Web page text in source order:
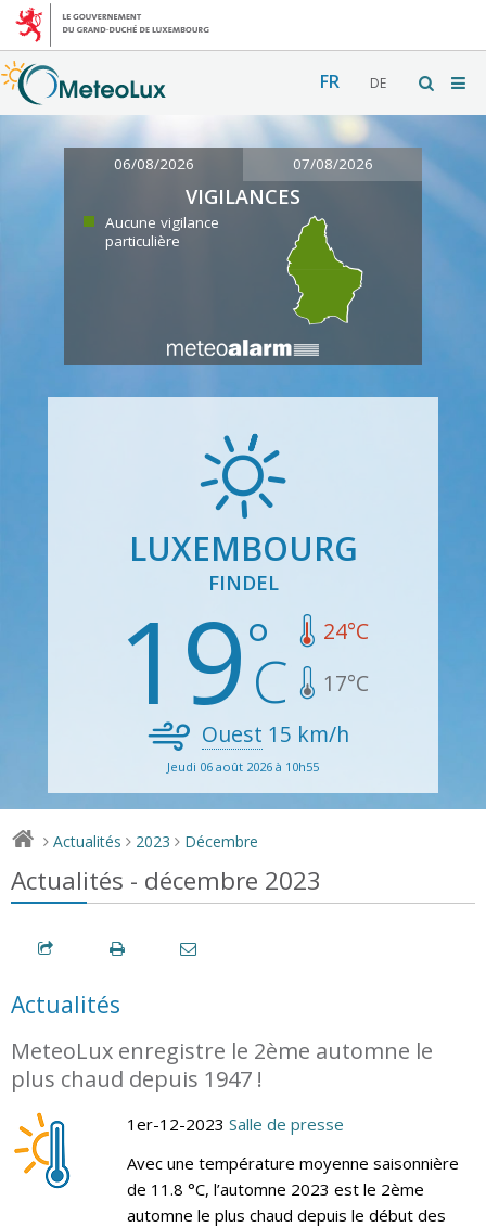
FR DE
06/08/2026 07/08/2026
VIGILANCES
Aucune vigilance
particulière
LUXEMBOURG
FINDEL
19 24°C
17°C
Ouest 15 km/h
Jeudi 06 août 2026 à 10h55
> Actualités > 2023 > Décembre
Actualités - décembre 2023
Actualités
MeteoLux enregistre le 2ème automne le
plus chaud depuis 1947 !
1er-12-2023 Salle de presse
Avec une température moyenne saisonnière
de 11.8 °C, l’automne 2023 est le 2ème
automne le plus chaud depuis le début des